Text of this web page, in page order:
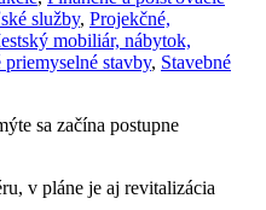
služby, Projekčné,
mobiliár, nábytok,
stavby, Stavebné
v pláne je aj revitalizácia